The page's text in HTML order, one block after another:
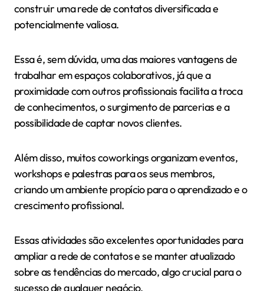
construir uma rede de contatos diversificada e
potencialmente valiosa.
Essa é, sem dúvida, uma das maiores vantagens de
trabalhar em espaços colaborativos, já que a
proximidade com outros profissionais facilita a troca
de conhecimentos, o surgimento de parcerias e a
possibilidade de captar novos clientes.
Além disso, muitos coworkings organizam eventos,
workshops e palestras para os seus membros,
criando um ambiente propício para o aprendizado e o
crescimento profissional.
Essas atividades são excelentes oportunidades para
ampliar a rede de contatos e se manter atualizado
sobre as tendências do mercado, algo crucial para o
sucesso de qualquer negócio.